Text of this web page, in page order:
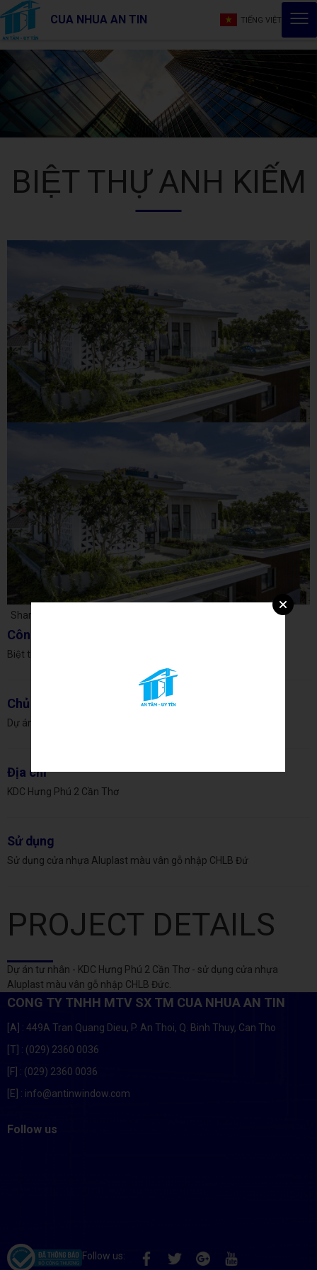
CUA NHUA AN TIN TIẾNG VIỆT
BIỆT THỰ ANH KIẾM
Share:
Công trình
Biệt thự Anh Kiếm
Chủ đầu tư
Dự án tư nhân
Địa chỉ
KDC Hưng Phú 2 Cần Thơ
Sử dụng
Sử dụng cửa nhựa Aluplast màu vân gỗ nhập CHLB Đứ
PROJECT DETAILS
Dự án tư nhân - KDC Hưng Phú 2 Cần Thơ - sử dụng cửa nhựa
Aluplast màu vân gỗ nhập CHLB Đức.
CONG TY TNHH MTV SX TM CUA NHUA AN TIN
[A] : 449A Tran Quang Dieu, P. An Thoi, Q. Binh Thuy, Can Tho
[T] : (029) 2360 0036
[F] : (029) 2360 0036
[E] : info@antinwindow.com
Follow us
Follow us: